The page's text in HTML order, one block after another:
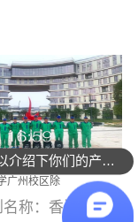
产设备和成熟的
源材料、严控产
我们每一批的生
经过严格的质检
产车间为优吸总
分支机构生产光
醛王、祛味剂等
产品，保质保量
装节选)广州南沙
湾校区)项目地
南沙区海滨路
江门市蓬江区
广州校区除
完成
称：香港科技
可以介绍下你们的产品么